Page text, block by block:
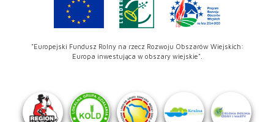
"Europejski Fundusz Rolny na rzecz Rozwoju Obszarów Wiejskich:
Europa inwestująca w obszary wiejskie".